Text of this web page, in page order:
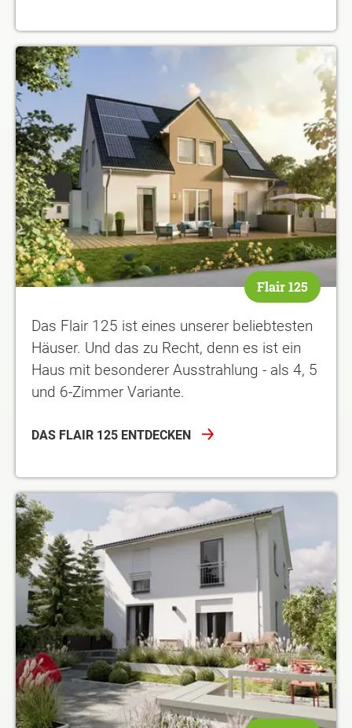
Flair 125
Das Flair 125 ist eines unserer beliebtesten
Häuser. Und das zu Recht, denn es ist ein
Haus mit besonderer Ausstrahlung - als 4, 5
und 6-Zimmer Variante.
DAS FLAIR 125 ENTDECKEN